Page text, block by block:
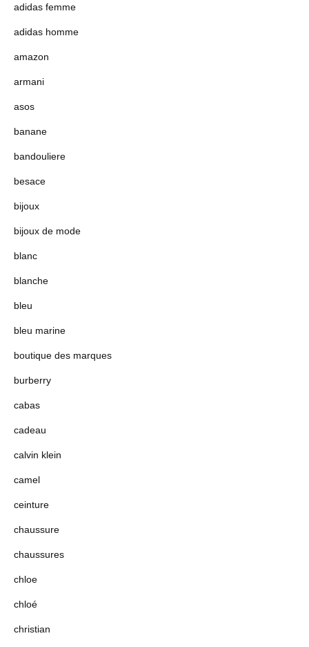
adidas femme
adidas homme
amazon
armani
asos
banane
bandouliere
besace
bijoux
bijoux de mode
blanc
blanche
bleu
bleu marine
boutique des marques
burberry
cabas
cadeau
calvin klein
camel
ceinture
chaussure
chaussures
chloe
chloé
christian